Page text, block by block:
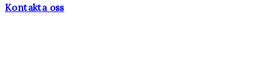
Kontakta oss